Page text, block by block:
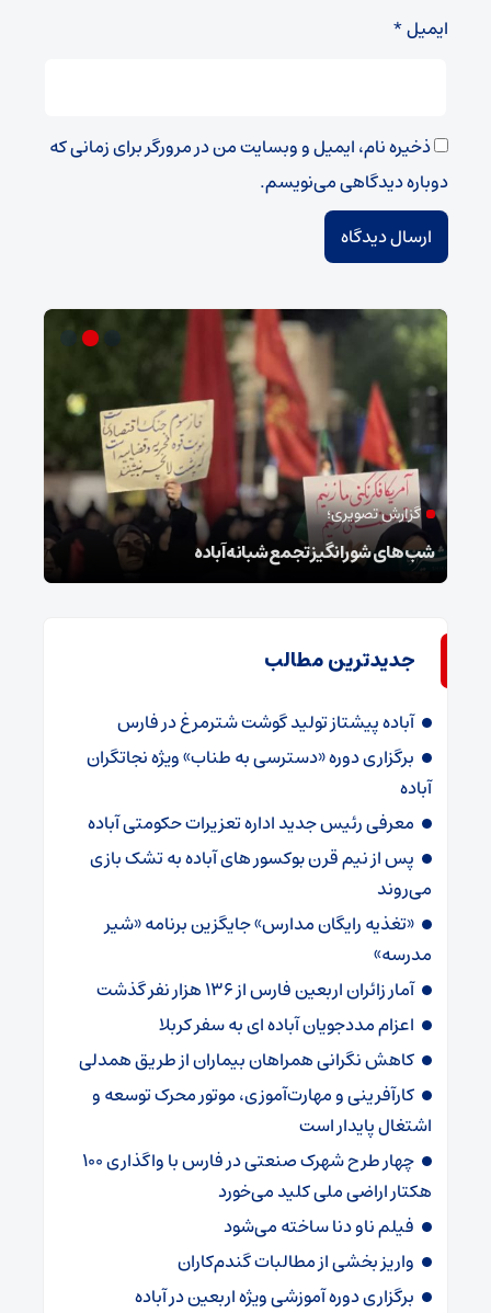
ایمیل*
ذخیره نام، ایمیل و وبسایت من در مرورگر برای زمانی که
دوباره دیدگاهی می‌نویسم.
گزارش تصویری؛
شب‌های شورانگیز تجمع شبانه آباده
جدیدترین مطالب
آباده پیشتاز تولید گوشت شترمرغ در فارس
برگزاری دوره «دسترسی به طناب» ویژه نجاتگران
آباده
معرفی رئیس جدید اداره تعزیرات حکومتی آباده
پس از نیم قرن بوکسور های آباده به تشک بازی
می‌روند
«تغذیه رایگان مدارس» جایگزین برنامه «شیر
مدرسه»
آمار زائران اربعین فارس از ۱۳۶ هزار نفر گذشت
اعزام مددجویان آباده ای به سفر کربلا
کاهش نگرانی همراهان بیماران از طریق همدلی
کارآفرینی و مهارت‌آموزی، موتور محرک توسعه و
اشتغال پایدار است
چهار طرح شهرک صنعتی در فارس با واگذاری ۱۰۰
هکتار اراضی ملی کلید می‌خورد
فیلم ناو دنا ساخته‌ می‌شود
واریز بخشی از مطالبات گندم‌کاران
برگزاری دوره آموزشی ویژه اربعین در آباده